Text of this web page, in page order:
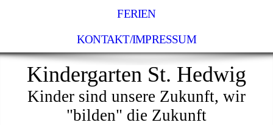
FERIEN
KONTAKT/IMPRESSUM
Kindergarten St. Hedwig
Kinder sind unsere Zukunft, wir
"bilden" die Zukunft